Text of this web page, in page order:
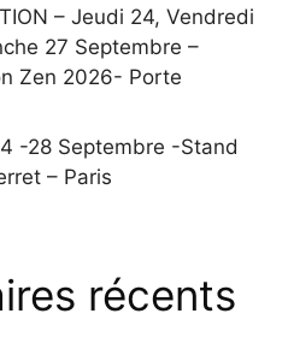
– Jeudi 24, Vendredi
27 Septembre –
Zen 2026- Porte
-28 Septembre -Stand
– Paris
récents